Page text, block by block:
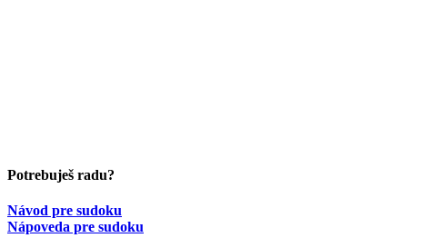
Potrebuješ radu?
Návod pre sudoku
Nápoveda pre sudoku